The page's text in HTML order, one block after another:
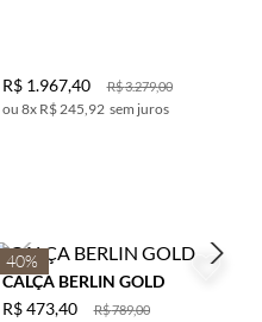
R$3.279,00
R$ 1.967,40
8x R$ 245,92 sem juros
40%
CALÇA BERLIN GOLD
R$789,00
R$ 473,40